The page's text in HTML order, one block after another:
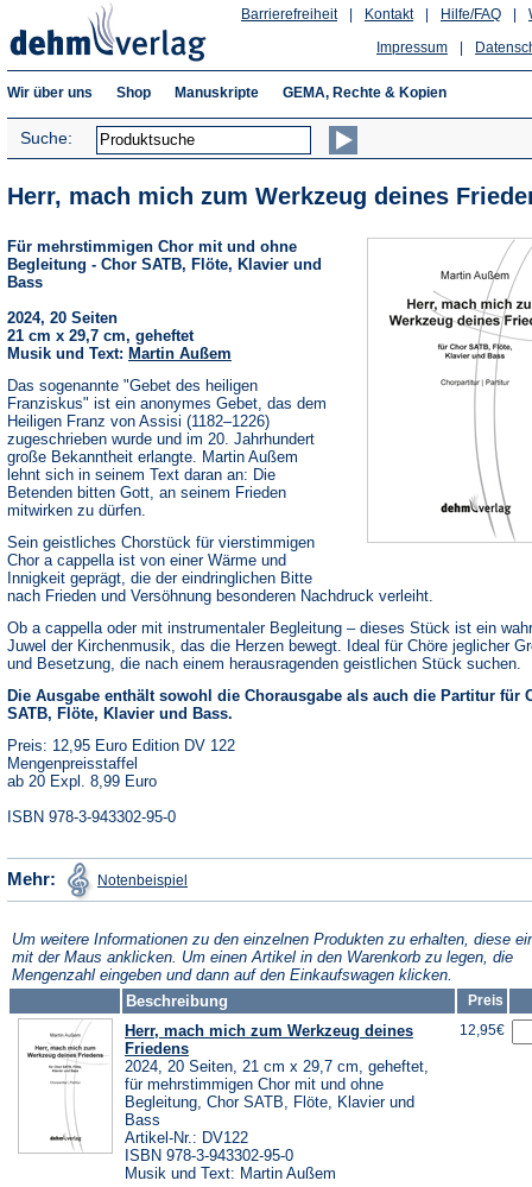
Hilfe/FAQ
Kontakt
Barrierefreiheit
Impressum
Wir über uns Shop Manuskripte GEMA, Rechte & Kopien
Suche:
Herr, mach mich zum Werkzeug deines
Für mehrstimmigen Chor mit und ohne
Begleitung - Chor SATB, Flöte, Klavier und
Bass
2024, 20 Seiten
21 cm x 29,7 cm, geheftet
Musik und Text: Martin Außem
Das sogenannte "Gebet des heiligen
Franziskus" ist ein anonymes Gebet, das dem
Heiligen Franz von Assisi (1182–1226)
zugeschrieben wurde und im 20. Jahrhundert
große Bekanntheit erlangte. Martin Außem
lehnt sich in seinem Text daran an: Die
Betenden bitten Gott, an seinem Frieden
mitwirken zu dürfen.
Sein geistliches Chorstück für vierstimmigen
Chor a cappella ist von einer Wärme und
Innigkeit geprägt, die der eindringlichen Bitte
nach Frieden und Versöhnung besonderen Nachdruck verleiht.
Ob a cappella oder mit instrumentaler Begleitung – dieses Stück ist ein
Juwel der Kirchenmusik, das die Herzen bewegt. Ideal für Chöre jeglicher
und Besetzung, die nach einem herausragenden geistlichen Stück suchen.
Die Ausgabe enthält sowohl die Chorausgabe als auch die Partitur für
SATB, Flöte, Klavier und Bass.
Preis: 12,95 Euro Edition DV 122
Mengenpreisstaffel
ab 20 Expl. 8,99 Euro
ISBN 978-3-943302-95-0
Mehr: Notenbeispiel in
einem
Tab)
Um weitere Informationen zu den einzelnen Produkten zu erhalten, diese
mit der Maus anklicken. Um einen Artikel in den Warenkorb zu legen, die
Mengenzahl eingeben und dann auf den Einkaufswagen klicken.
Beschreibung
Preis
Herr, mach mich zum Werkzeug deines
Friedens
2024, 20 Seiten, 21 cm x 29,7 cm, geheftet,
für mehrstimmigen Chor mit und ohne
Begleitung, Chor SATB, Flöte, Klavier und
Bass
Artikel-Nr.: DV122
ISBN 978-3-943302-95-0
Musik und Text: Martin Außem
12,95€